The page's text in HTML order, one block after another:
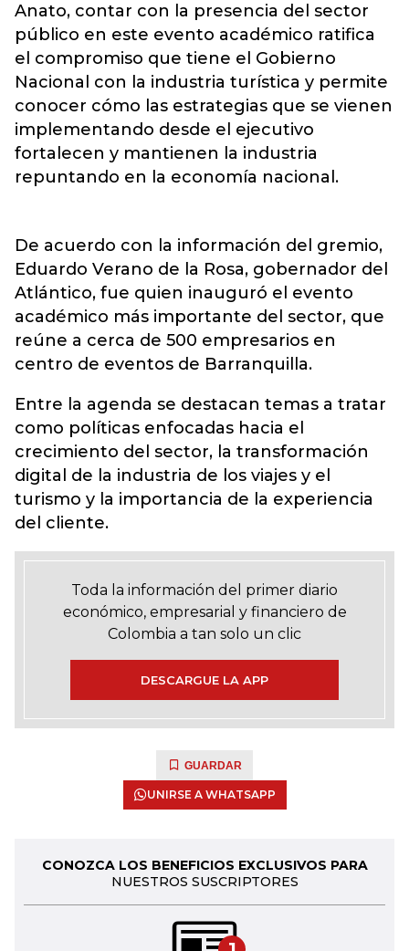
Anato, contar con la presencia del sector
público en este evento académico ratifica
el compromiso que tiene el Gobierno
Nacional con la industria turística y permite
conocer cómo las estrategias que se vienen
implementando desde el ejecutivo
fortalecen y mantienen la industria
repuntando en la economía nacional.
De acuerdo con la información del gremio,
Eduardo Verano de la Rosa, gobernador del
Atlántico, fue quien inauguró el evento
académico más importante del sector, que
reúne a cerca de 500 empresarios en
centro de eventos de Barranquilla.
Entre la agenda se destacan temas a tratar
como políticas enfocadas hacia el
crecimiento del sector, la transformación
digital de la industria de los viajes y el
turismo y la importancia de la experiencia
del cliente.
Toda la información del primer diario
económico, empresarial y financiero de
Colombia a tan solo un clic
DESCARGUE LA APP
GUARDAR
UNIRSE A WHATSAPP
CONOZCA LOS BENEFICIOS EXCLUSIVOS PARA
NUESTROS SUSCRIPTORES